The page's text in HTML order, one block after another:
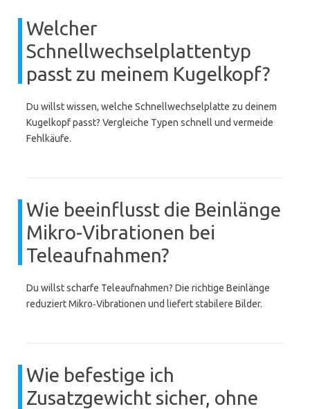
Welcher
Schnellwechselplattentyp
passt zu meinem Kugelkopf?
Du willst wissen, welche Schnellwechselplatte zu deinem
Kugelkopf passt? Vergleiche Typen schnell und vermeide
Fehlkäufe.
Wie beeinflusst die Beinlänge
Mikro-Vibrationen bei
Teleaufnahmen?
Du willst scharfe Teleaufnahmen? Die richtige Beinlänge
reduziert Mikro‑Vibrationen und liefert stabilere Bilder.
Wie befestige ich
Zusatzgewicht sicher, ohne